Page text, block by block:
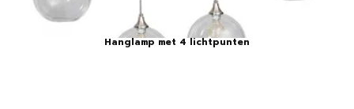
Hanglamp met 4 lichtpunten